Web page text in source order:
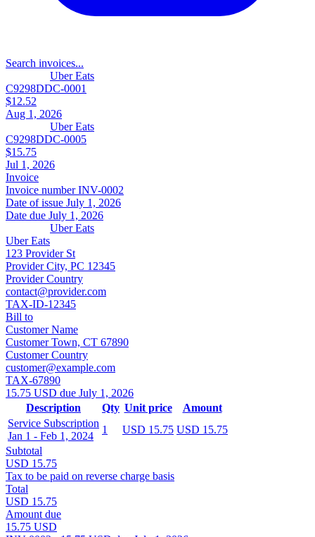
Search invoices...
Uber Eats
C9298DDC-0001
$12.52
Aug 1, 2026
Uber Eats
C9298DDC-0005
$15.75
Jul 1, 2026
Invoice
Invoice numberINV-0002
Date of issue July 1, 2026
Date due July 1, 2026
Uber Eats
Uber Eats
123 Provider St
Provider City, PC 12345
Provider Country
contact@provider.com
TAX-ID-12345
Bill to
Customer Name
Customer Town, CT 67890
Customer Country
customer@example.com
TAX-67890
15.75 USD due July 1, 2026
Description
Qty Unit price
Amount
Service Subscription
Jan 1 - Feb 1, 2024
1 USD 15.75 USD 15.75
Subtotal
USD 15.75
Tax to be paid on reverse charge basis
Total
USD 15.75
Amount due
15.75 USD